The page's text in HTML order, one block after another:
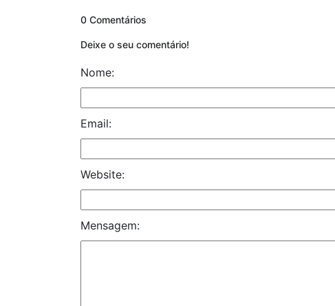
0 Comentários
Deixe o seu comentário!
Nome:
Email:
Website:
Mensagem: